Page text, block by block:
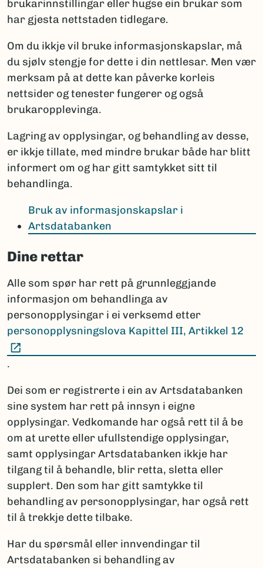
brukarinnstillingar eller hugse ein brukar som
har gjesta nettstaden tidlegare.
Om du ikkje vil bruke informasjonskapslar, må
du sjølv stengje for dette i din nettlesar. Men vær
merksam på at dette kan påverke korleis
nettsider og tenester fungerer og også
brukaropplevinga.
Lagring av opplysingar, og behandling av desse,
er ikkje tillate, med mindre brukar både har blitt
informert om og har gitt samtykket sitt til
behandlinga.
Bruk av informasjonskapslar i
Artsdatabanken
Dine rettar
Alle som spør har rett på grunnleggjande
informasjon om behandlinga av
personopplysingar i ei verksemd etter
personopplysningslova Kapittel III, Artikkel 12
.
Dei som er registrerte i ein av Artsdatabanken
sine system har rett på innsyn i eigne
opplysingar. Vedkomande har også rett til å be
om at urette eller ufullstendige opplysingar,
samt opplysingar Artsdatabanken ikkje har
tilgang til å behandle, blir retta, sletta eller
supplert. Den som har gitt samtykke til
behandling av personopplysingar, har også rett
til å trekkje dette tilbake.
Har du spørsmål eller innvendingar til
Artsdatabanken si behandling av